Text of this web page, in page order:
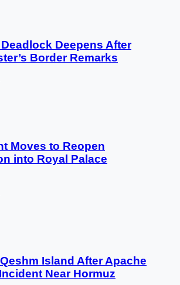
Deepens After
Border Remarks
Moves to Reopen
into Royal Palace
Island After Apache
Near Hormuz